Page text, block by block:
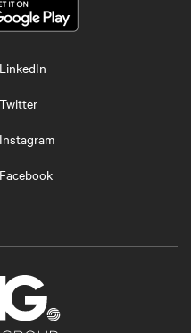
LinkedIn
Twitter
Instagram
Facebook